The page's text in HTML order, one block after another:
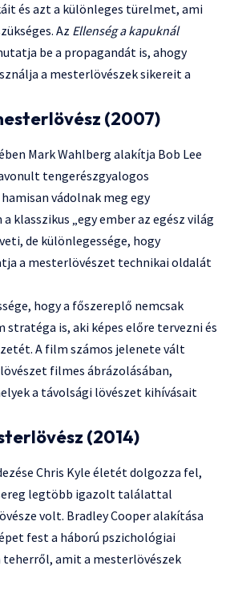
és azt a különleges türelmet, ami
Az Ellenség a kapuknál
be a propagandát is, ahogy
a mesterlövészek sikereit a
(2007)
Mark Wahlberg alakítja Bob Lee
tengerészgyalogos
vádolnak meg egy
klasszikus „egy ember az egész világ
de különlegessége, hogy
a mesterlövészet technikai oldalát
hogy a főszereplő nemcsak
stratéga is, aki képes előre tervezni és
A film számos jelenete vált
filmes ábrázolásában,
a távolsági lövészet kihívásait
(2014)
Chris Kyle életét dolgozza fel,
legtöbb igazolt találattal
volt. Bradley Cooper alakítása
fest a háború pszichológiai
teherről, amit a mesterlövészek